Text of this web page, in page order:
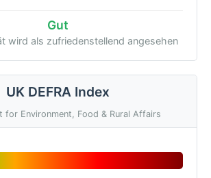
Gut
wird als zufriedenstellend angesehen
UK DEFRA Index
for Environment, Food & Rural Affairs